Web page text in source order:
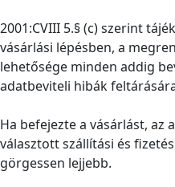
2001:CVIII 5.§ (c) szerint
vásárlási lépésben, a
lehetősége minden addig
adatbeviteli hibák
Ha befejezte a vásárlást, az
választott szállítási és
görgessen lejjebb.